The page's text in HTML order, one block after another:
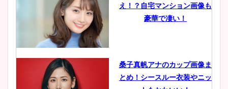
え！？自宅マンション画像も
豪華で凄い！
桑子真帆アナのカップ画像ま
とめ！シースルー衣装やニッ